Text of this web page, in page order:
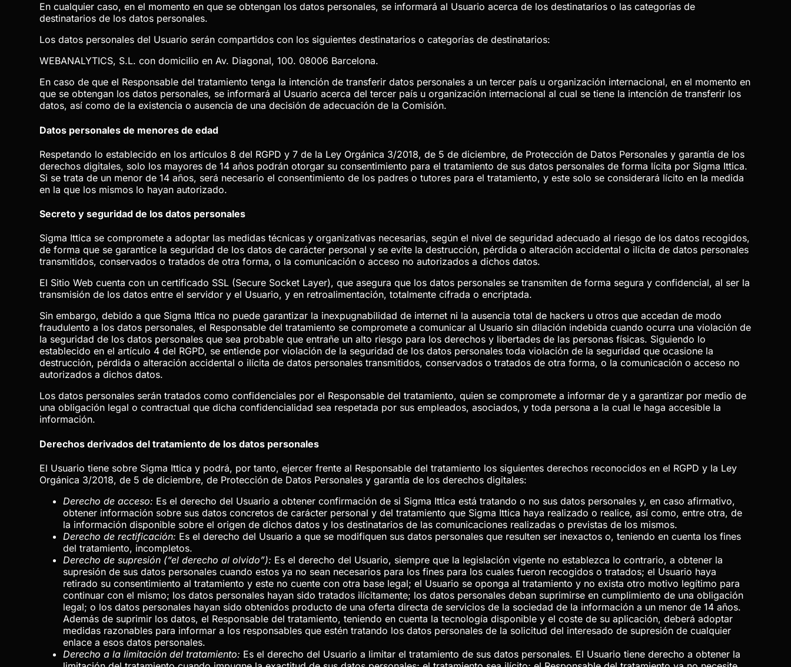
En cualquier caso, en el momento en que se obtengan los datos personales, se informará al Usuario acerca de los destinatarios o las categorías de
destinatarios de los datos personales.
Los datos personales del Usuario serán compartidos con los siguientes destinatarios o categorías de destinatarios:
WEBANALYTICS, S.L. con domicilio en Av. Diagonal, 100. 08006 Barcelona.
En caso de que el Responsable del tratamiento tenga la intención de transferir datos personales a un tercer país u organización internacional, en el momento en
que se obtengan los datos personales, se informará al Usuario acerca del tercer país u organización internacional al cual se tiene la intención de transferir los
datos, así como de la existencia o ausencia de una decisión de adecuación de la Comisión.
Datos personales de menores de edad
Respetando lo establecido en los artículos 8 del RGPD y 7 de la Ley Orgánica 3/2018, de 5 de diciembre, de Protección de Datos Personales y garantía de los
derechos digitales, solo los mayores de 14 años podrán otorgar su consentimiento para el tratamiento de sus datos personales de forma lícita por Sigma Ittica.
Si se trata de un menor de 14 años, será necesario el consentimiento de los padres o tutores para el tratamiento, y este solo se considerará lícito en la medida
en la que los mismos lo hayan autorizado.
Secreto y seguridad de los datos personales
Sigma Ittica se compromete a adoptar las medidas técnicas y organizativas necesarias, según el nivel de seguridad adecuado al riesgo de los datos recogidos,
de forma que se garantice la seguridad de los datos de carácter personal y se evite la destrucción, pérdida o alteración accidental o ilícita de datos personales
transmitidos, conservados o tratados de otra forma, o la comunicación o acceso no autorizados a dichos datos.
El Sitio Web cuenta con un certificado SSL (Secure Socket Layer), que asegura que los datos personales se transmiten de forma segura y confidencial, al ser la
transmisión de los datos entre el servidor y el Usuario, y en retroalimentación, totalmente cifrada o encriptada.
Sin embargo, debido a que Sigma Ittica no puede garantizar la inexpugnabilidad de internet ni la ausencia total de hackers u otros que accedan de modo
fraudulento a los datos personales, el Responsable del tratamiento se compromete a comunicar al Usuario sin dilación indebida cuando ocurra una violación de
la seguridad de los datos personales que sea probable que entrañe un alto riesgo para los derechos y libertades de las personas físicas. Siguiendo lo
establecido en el artículo 4 del RGPD, se entiende por violación de la seguridad de los datos personales toda violación de la seguridad que ocasione la
destrucción, pérdida o alteración accidental o ilícita de datos personales transmitidos, conservados o tratados de otra forma, o la comunicación o acceso no
autorizados a dichos datos.
Los datos personales serán tratados como confidenciales por el Responsable del tratamiento, quien se compromete a informar de y a garantizar por medio de
una obligación legal o contractual que dicha confidencialidad sea respetada por sus empleados, asociados, y toda persona a la cual le haga accesible la
información.
Derechos derivados del tratamiento de los datos personales
El Usuario tiene sobre Sigma Ittica y podrá, por tanto, ejercer frente al Responsable del tratamiento los siguientes derechos reconocidos en el RGPD y la Ley
Orgánica 3/2018, de 5 de diciembre, de Protección de Datos Personales y garantía de los derechos digitales:
Derecho de acceso: Es el derecho del Usuario a obtener confirmación de si Sigma Ittica está tratando o no sus datos personales y, en caso afirmativo,
obtener información sobre sus datos concretos de carácter personal y del tratamiento que Sigma Ittica haya realizado o realice, así como, entre otra, de
la información disponible sobre el origen de dichos datos y los destinatarios de las comunicaciones realizadas o previstas de los mismos.
Derecho de rectificación: Es el derecho del Usuario a que se modifiquen sus datos personales que resulten ser inexactos o, teniendo en cuenta los fines
del tratamiento, incompletos.
Derecho de supresión (“el derecho al olvido”): Es el derecho del Usuario, siempre que la legislación vigente no establezca lo contrario, a obtener la
supresión de sus datos personales cuando estos ya no sean necesarios para los fines para los cuales fueron recogidos o tratados; el Usuario haya
retirado su consentimiento al tratamiento y este no cuente con otra base legal; el Usuario se oponga al tratamiento y no exista otro motivo legítimo para
continuar con el mismo; los datos personales hayan sido tratados ilícitamente; los datos personales deban suprimirse en cumplimiento de una obligación
legal; o los datos personales hayan sido obtenidos producto de una oferta directa de servicios de la sociedad de la información a un menor de 14 años.
Además de suprimir los datos, el Responsable del tratamiento, teniendo en cuenta la tecnología disponible y el coste de su aplicación, deberá adoptar
medidas razonables para informar a los responsables que estén tratando los datos personales de la solicitud del interesado de supresión de cualquier
enlace a esos datos personales.
Derecho a la limitación del tratamiento: Es el derecho del Usuario a limitar el tratamiento de sus datos personales. El Usuario tiene derecho a obtener la